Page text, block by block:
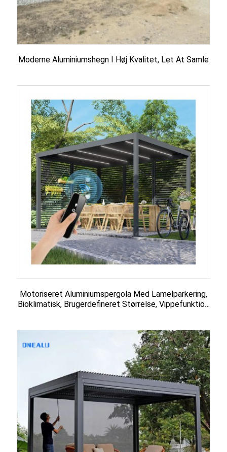
Moderne Aluminiumshegn I Høj Kvalitet, Let At Samle
Motoriseret Aluminiumspergola Med Lamelparkering,
Bioklimatisk, Brugerdefineret Størrelse, Vippefunktion